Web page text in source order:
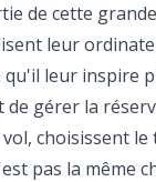
de cette
leur
leur inspire
de gérer la
choisissent le
pas la même